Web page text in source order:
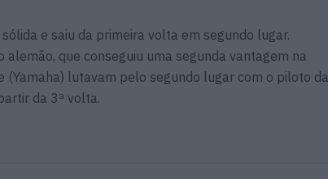
e saiu da primeira volta em segundo lugar.
que conseguiu uma segunda vantagem na
(Yamaha) lutavam pelo segundo lugar com o piloto da
da 3ª volta.